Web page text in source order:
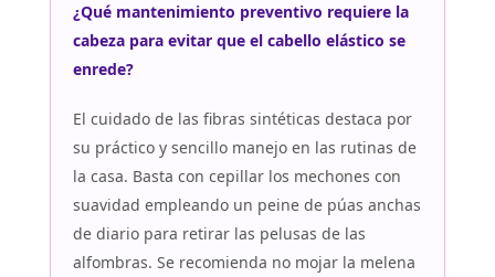
¿Qué mantenimiento preventivo requiere la
cabeza para evitar que el cabello elástico se
enrede?
El cuidado de las fibras sintéticas destaca por
su práctico y sencillo manejo en las rutinas de
la casa. Basta con cepillar los mechones con
suavidad empleando un peine de púas anchas
de diario para retirar las pelusas de las
alfombras. Se recomienda no mojar la melena